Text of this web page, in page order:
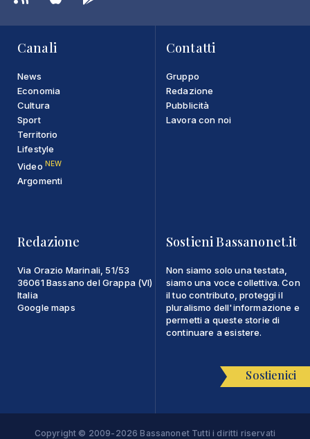
Canali
News
Economia
Cultura
Sport
Territorio
Lifestyle
Video NEW
Argomenti
Contatti
Gruppo
Redazione
Pubblicità
Lavora con noi
Redazione
Via Orazio Marinali, 51/53
36061 Bassano del Grappa (VI)
Italia
Google maps
Sostieni Bassanonet.it
Non siamo solo una testata,
siamo una voce collettiva. Con
il tuo contributo, proteggi il
pluralismo dell'informazione e
permetti a queste storie di
continuare a esistere.
Sostienici
Copyright © 2009-2026 Bassanonet Tutti i diritti riservati